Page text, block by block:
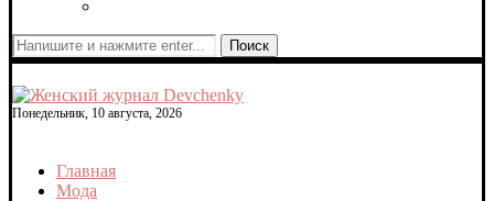
Поиск
Понедельник, 10 августа, 2026
Главная
Мода